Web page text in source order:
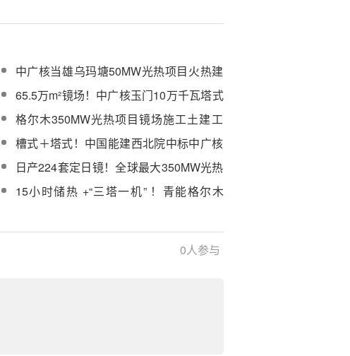
中广核当雄乌玛塘50MW光热项目火热建
设中，临建搭设、基础开挖、设备采购等
工作同步推进
65.5万m²镜场！中广核玉门10万千瓦塔式
光热工程聚光集热系统中标候选人公示
格尔木350MW光热项目镜场施工土建工
程及安装调试采购
槽式＋塔式！中国能建西北院中标中广核
新疆华曜哈密40万千瓦光热储项目可研报
告编制服务
日产224套定日镜！全球最大350MW光热
项目年底将完成5.9万套镜体安装
15小时储热 +“三塔一机” ！青能格尔木
0人参与